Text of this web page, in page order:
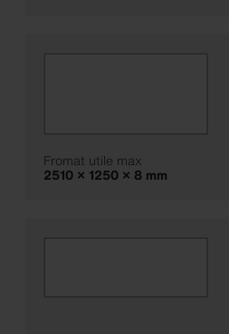
Fromat utile max
2510 × 1250 × 8 mm